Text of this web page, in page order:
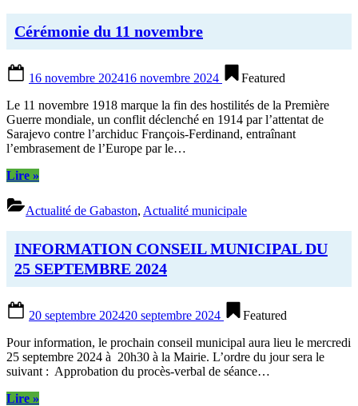
NOVEMBRE
2024”
Cérémonie du 11 novembre
on
16 novembre 202416 novembre 2024
Featured
Le 11 novembre 1918 marque la fin des hostilités de la Première
Guerre mondiale, un conflit déclenché en 1914 par l’attentat de
Sarajevo contre l’archiduc François-Ferdinand, entraînant
l’embrasement de l’Europe par le…
Lire“Cérémonie
11
novembre”
»
Actualité de Gabaston, Actualité municipale
INFORMATION CONSEIL MUNICIPAL DU
25 SEPTEMBRE 2024
on
20 septembre 202420 septembre 2024
Featured
Pour information, le prochain conseil municipal aura lieu le mercredi
25 septembre 2024 à 20h30 à la Mairie. L’ordre du jour sera le
suivant : Approbation du procès-verbal de séance…
Lire“INFORMATION
»